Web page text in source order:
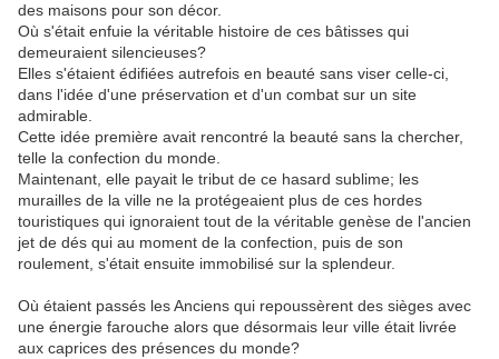
des maisons pour son décor.
Où s'était enfuie la véritable histoire de ces bâtisses qui
demeuraient silencieuses?
Elles s'étaient édifiées autrefois en beauté sans viser celle-ci,
dans l'idée d'une préservation et d'un combat sur un site
admirable.
Cette idée première avait rencontré la beauté sans la chercher,
telle la confection du monde.
Maintenant, elle payait le tribut de ce hasard sublime; les
murailles de la ville ne la protégeaient plus de ces hordes
touristiques qui ignoraient tout de la véritable genèse de l'ancien
jet de dés qui au moment de la confection, puis de son
roulement, s'était ensuite immobilisé sur la splendeur.
Où étaient passés les Anciens qui repoussèrent des sièges avec
une énergie farouche alors que désormais leur ville était livrée
aux caprices des présences du monde?